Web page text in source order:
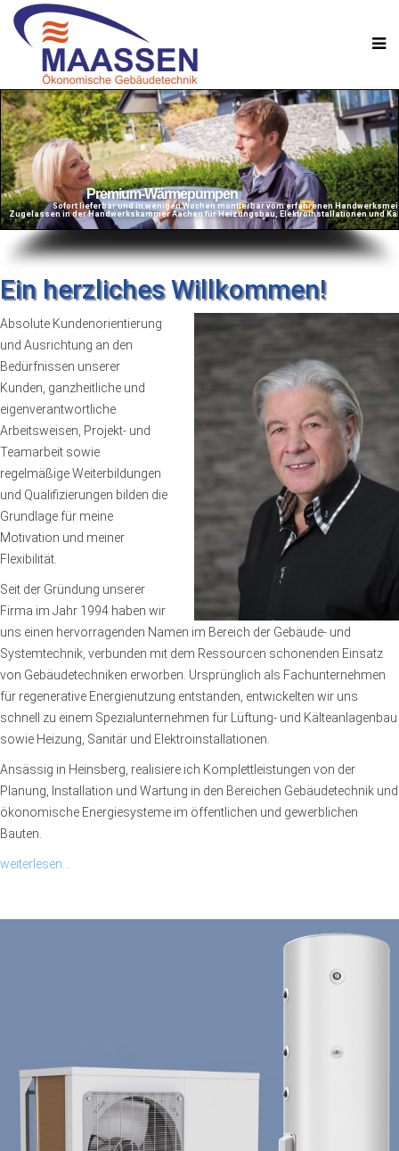
Premium-Wärmepumpen
Sofort lieferbar und in wenigen Wochen montierbar vom erfahrenen
Zugelassen in der Handwerkskammer Aachen für Heizungsbau, Elektroinstallationen und
Ein herzliches Willkommen!
Absolute Kundenorientierung
und Ausrichtung an den
Bedürfnissen unserer
Kunden, ganzheitliche und
eigenverantwortliche
Arbeitsweisen, Projekt- und
Teamarbeit sowie
regelmäßige Weiterbildungen
und Qualifizierungen bilden die
Grundlage für meine
Motivation und meiner
Flexibilität.
Seit der Gründung unserer
Firma im Jahr 1994 haben wir
uns einen hervorragenden Namen im Bereich der Gebäude- und
Systemtechnik, verbunden mit dem Ressourcen schonenden Einsatz
von Gebäudetechniken erworben. Ursprünglich als Fachunternehmen
für regenerative Energienutzung entstanden, entwickelten wir uns
schnell zu einem Spezialunternehmen für Lüftung- und Kälteanlagenbau
sowie Heizung, Sanitär und Elektroinstallationen.
Ansässig in Heinsberg, realisiere ich Komplettleistungen von der
Planung, Installation und Wartung in den Bereichen Gebäudetechnik und
ökonomische Energiesysteme im öffentlichen und gewerblichen
Bauten.
weiterlesen...